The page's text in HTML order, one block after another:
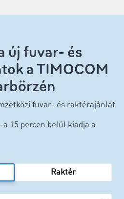
új fuvar- és
a TIMOCOM
fuvar- és raktérajánlat
15 percen belül kiadja a
Raktér